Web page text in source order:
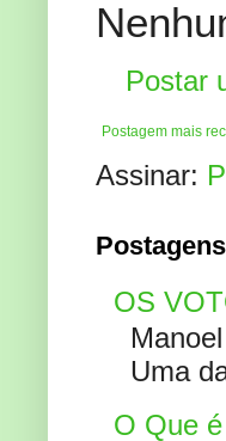
Postar
Postagem mais
Assinar:
OS
Uma
O Que